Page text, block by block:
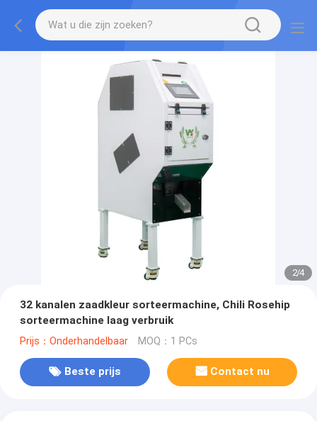
2/4
32 kanalen zaadkleur sorteermachine, Chili Rosehip
sorteermachine laag verbruik
Prijs：Onderhandelbaar MOQ：1 PCs
Beste prijs Contact nu